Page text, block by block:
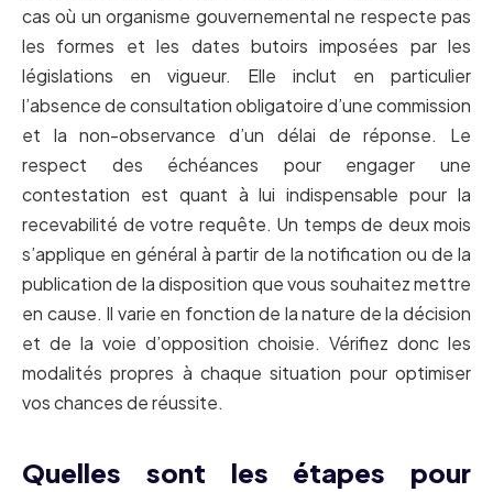
cas où un organisme gouvernemental ne respecte pas
les formes et les dates butoirs imposées par les
législations en vigueur. Elle inclut en particulier
l’absence de consultation obligatoire d’une commission
et la non-observance d’un délai de réponse. Le
respect des échéances pour engager une
contestation est quant à lui indispensable pour la
recevabilité de votre requête. Un temps de deux mois
s’applique en général à partir de la notification ou de la
publication de la disposition que vous souhaitez mettre
en cause. Il varie en fonction de la nature de la décision
et de la voie d’opposition choisie. Vérifiez donc les
modalités propres à chaque situation pour optimiser
vos chances de réussite.
Quelles sont les étapes pour